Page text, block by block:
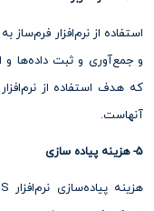
استفاده از نرم‌افزار
و جمع‌آوری و ثبت داده‌ها و
آنهاست.
5- هزینه پیاده سازی